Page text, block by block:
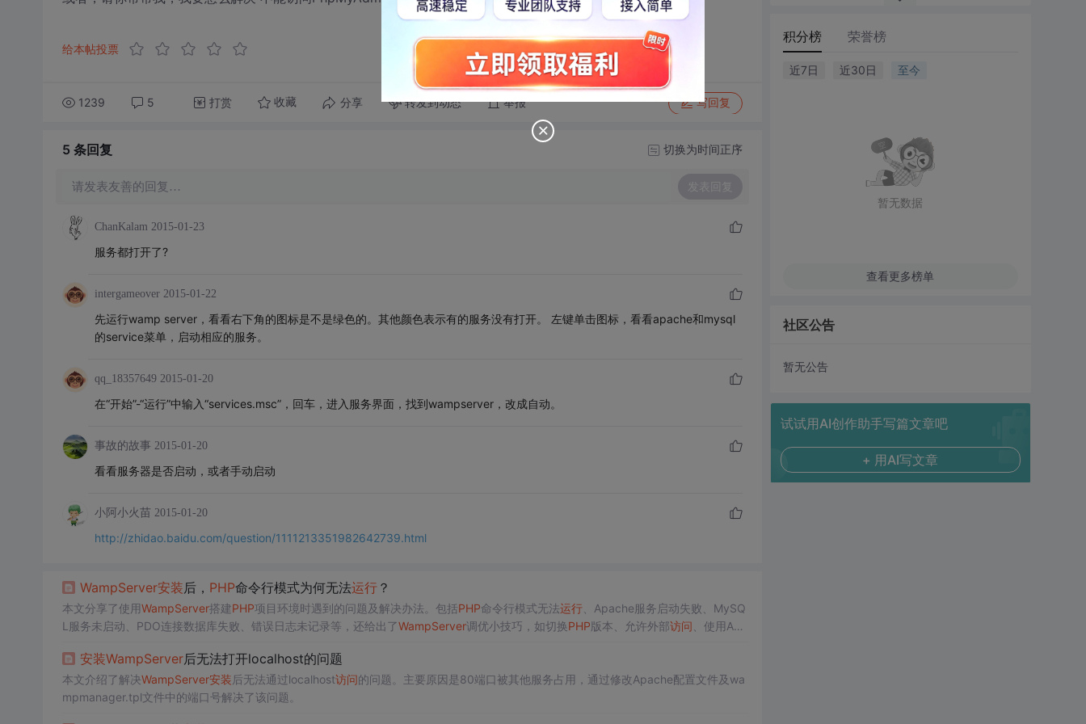
给本帖投票
1239 5 打赏 收藏 分享 转发到动态 举报 写回复
5 条回复 切换为时间正序
请发表友善的回复… 发表回复
ChanKalam 2015-01-23
服务都打开了?
intergameover 2015-01-22
先运行wamp server，看看右下角的图标是不是绿色的。其他颜色表示有的服务没有打开。 左键单击图标，看看apache和mysql
的service菜单，启动相应的服务。
qq_18357649 2015-01-20
在“开始”-“运行”中输入“services.msc”，回车，进入服务界面，找到wampserver，改成自动。
事故的故事 2015-01-20
看看服务器是否启动，或者手动启动
小阿小火苗 2015-01-20
http://zhidao.baidu.com/question/1111213351982642739.html
WampServer安装后， PHP命令行模式为何无法运行？
本文分享了使用WampServer搭建PHP项目环境时遇到的问题及解决办法。包括PHP命令行模式无法运行、Apache服务启动失败、MySQ
L服务未启动、PDO连接数据库失败、错误日志未记录等，还给出了WampServer调优小技巧，如切换PHP版本、允许外部访问 、使用Ad
安装WampServer后无法打开localhost的问题
本文介绍了解决WampServer安装后无法通过localhost访问的问题。主要原因是80端口被其他服务占用，通过修改Apache配置文件及wa
mpmanager.tpl文件中的端口号解决了该问题。
积分榜 荣誉榜
近7日 近30日 至今
暂无数据
查看更多榜单
社区公告
暂无公告
试试用AI创作助手写篇文章吧
+ 用AI写文章